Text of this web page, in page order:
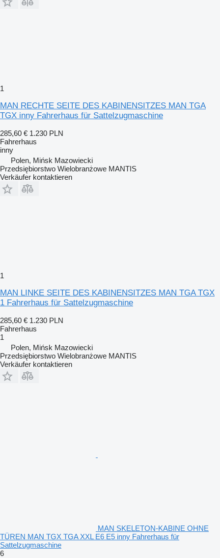
1
MAN RECHTE SEITE DES KABINENSITZES MAN TGA
TGX inny Fahrerhaus für Sattelzugmaschine
285,60 € 1.230 PLN
Fahrerhaus
inny
Polen, Mińsk Mazowiecki
Przedsiębiorstwo Wielobranżowe MANTIS
Verkäufer kontaktieren
1
MAN LINKE SEITE DES KABINENSITZES MAN TGA TGX
1 Fahrerhaus für Sattelzugmaschine
285,60 € 1.230 PLN
Fahrerhaus
1
Polen, Mińsk Mazowiecki
Przedsiębiorstwo Wielobranżowe MANTIS
Verkäufer kontaktieren
MAN SKELETON-KABINE OHNE
TÜREN MAN TGX TGA XXL E6 E5 inny Fahrerhaus für
Sattelzugmaschine
6